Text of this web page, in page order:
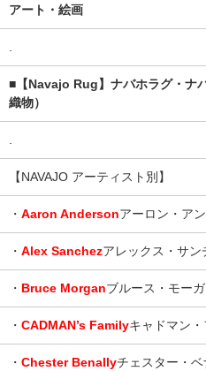
アート・絵画
.
■【Navajo Rug】ナバホラグ・ナ
織物）
.
【NAVAJO アーティスト別】
・ Aaron Andersonアーロン・ア
・ Alex Sanchezアレックス・サン
・ Bruce Morganブルース・モー
・ CADMAN’s Familyキャドマン
・ Chester Benallyチェスター・ベ